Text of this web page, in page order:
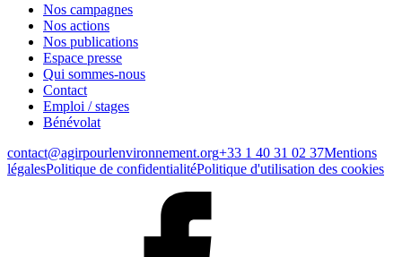
Nos campagnes
Nos actions
Nos publications
Espace presse
Qui sommes-nous
Contact
Emploi / stages
Bénévolat
contact@agirpourlenvironnement.org+33 1 40 31 02 37Mentions
légalesPolitique de confidentialitéPolitique d'utilisation des cookies